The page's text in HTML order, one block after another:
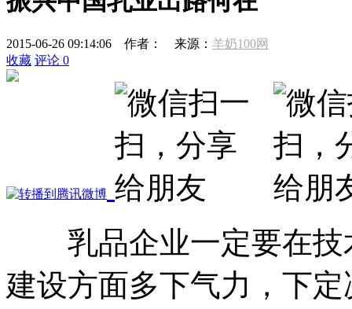
2015-06-26 09:14:06 作者： 来源： 羊奶100网
收藏 评论 0
乳品企业一定要在
建设方面多下气力，下定